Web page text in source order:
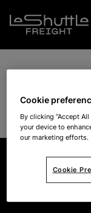
Cookie
By clicking “Accept
your device to
our marketing efforts.
Cookie